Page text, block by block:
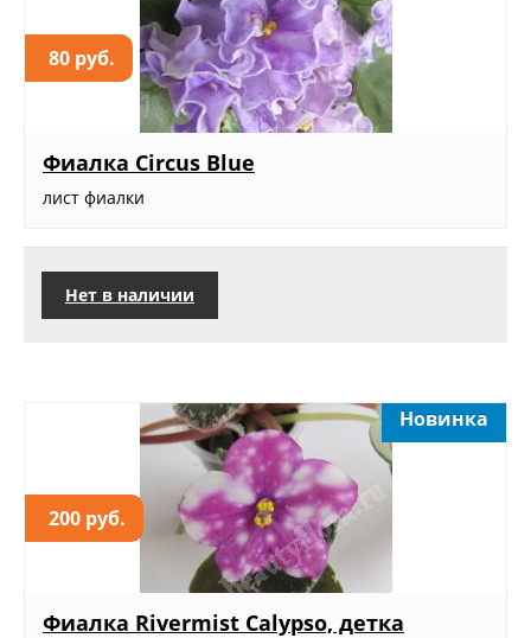
80 руб.
Фиалка Circus Blue
лист фиалки
Нет в наличии
200 руб.
Новинка
Фиалка Rivermist Calypso, детка